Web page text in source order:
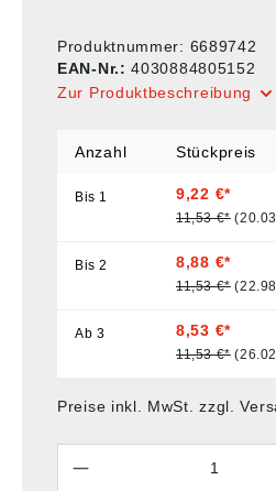
Produktnummer: 6689742
EAN-Nr.:4030884805152
Zur Produktbeschreibung
Anzahl Stückpreis
Bis 1 9,22 €*
11,53 €*
Bis2 8,88 €*
11,53 €*
Ab 3 8,53 €*
11,53 €*
Preise inkl. MwSt. zzgl.